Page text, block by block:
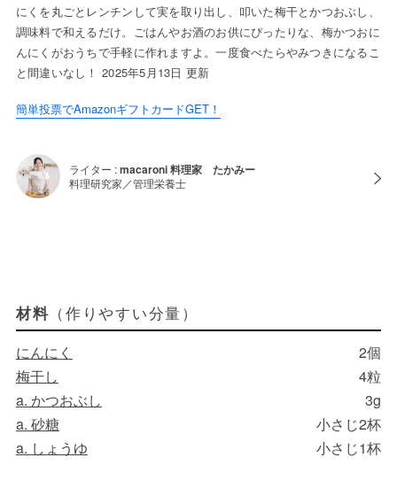
にくを丸ごとレンチンして実を取り出し、叩いた梅干とかつおぶし、
調味料で和えるだけ。ごはんやお酒のお供にぴったりな、梅かつおに
んにくがおうちで手軽に作れますよ。一度食べたらやみつきになるこ
と間違いなし！ 2025年5月13日 更新
簡単投票でAmazonギフトカードGET！
ライター :macaroni 料理家 たかみー
料理研究家／管理栄養士
材料 （作りやすい分量）
にんにく
2個
梅干し
4粒
a. かつおぶし
3g
a. 砂糖
小さじ2杯
a. しょうゆ
小さじ1杯